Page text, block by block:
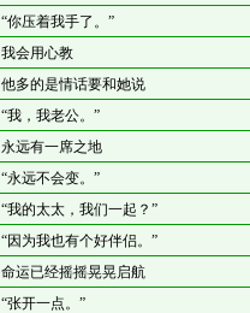
“你压着我手了。”
我会用心教
他多的是情话要和她说
“我，我老公。”
永远有一席之地
“永远不会变。”
“我的太太，我们一起？”
“因为我也有个好伴侣。”
命运已经摇摇晃晃启航
“张开一点。”